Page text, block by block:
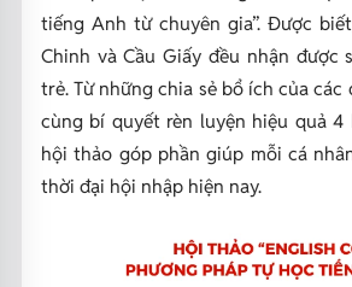
tiếng Anh từ chuyên gia”. Được
Chinh và Cầu Giấy đều nhận
trẻ. Từ những chia sẻ bổ ích của
cùng bí quyết rèn luyện hiệu quả
hội thảo góp phần giúp mỗi cá
thời đại hội nhập hiện nay.